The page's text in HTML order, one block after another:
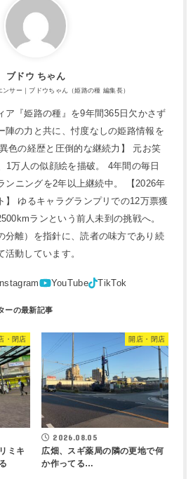
ブドウ ちゃん
サー｜ブドウちゃん（姫路の種 編集長）
ア『姫路の種』を9年間365日欠かさず
陣の力と共に、忖度なしの姫路情報を
色の経歴と圧倒的な継続力】 元お笑
1万人の似顔絵を描破。 4年間の毎日
ンニングを2年以上継続中。 【2026年
】 ゆるキャラグランプリでの12万票獲
ランという前人未到の挑戦へ。
分離）を指針に、読者の味方であり続
動しています。
・閉店
ミキ
開店・閉店
2026.08.05
広畑、スギ薬局の隣の更地で何
か作ってる…